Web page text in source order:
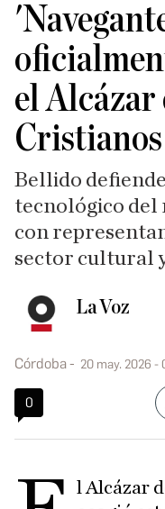
el Alcázar
Bellido
tecnológico del
con
sector cultural
La Voz
Córdoba 20 may. 2026 -
0
l Alcázar